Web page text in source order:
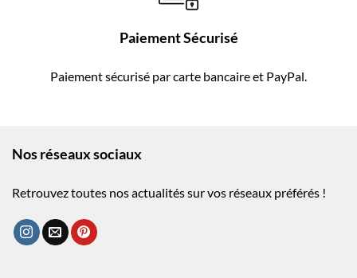
Paiement Sécurisé
Paiement sécurisé par carte bancaire et PayPal.
Nos réseaux sociaux
Retrouvez toutes nos actualités sur vos réseaux préférés !